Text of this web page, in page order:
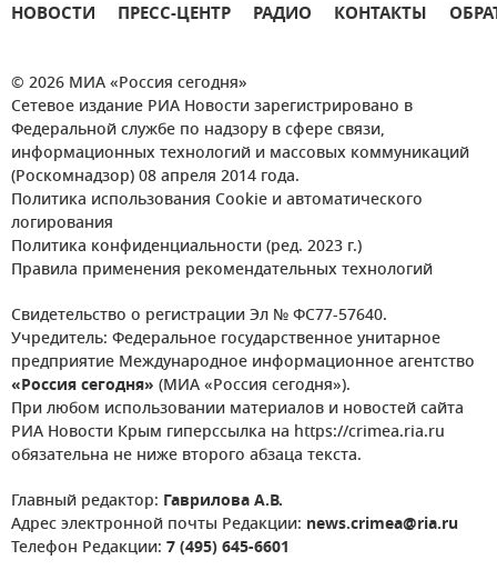
НОВОСТИ ПРЕСС-ЦЕНТР РАДИО КОНТАКТЫ
© 2026 МИА «Россия сегодня»
Сетевое издание РИА Новости зарегистрировано в
Федеральной службе по надзору в сфере связи,
информационных технологий и массовых коммуникаций
(Роскомнадзор) 08 апреля 2014 года.
Политика использования Cookie и автоматического
логирования
Политика конфиденциальности (ред. 2023 г.)
Правила применения рекомендательных технологий
Свидетельство о регистрации Эл № ФС77-57640.
Учредитель: Федеральное государственное унитарное
предприятие Международное информационное агентство
«Россия сегодня» (МИА «Россия сегодня»).
При любом использовании материалов и новостей сайта
РИА Новости Крым гиперссылка на https://crimea.ria.ru
обязательна не ниже второго абзаца текста.
Главный редактор: Гаврилова А.В.
Адрес электронной почты Редакции: news.crimea@ria.ru
Телефон Редакции: 7 (495) 645-6601